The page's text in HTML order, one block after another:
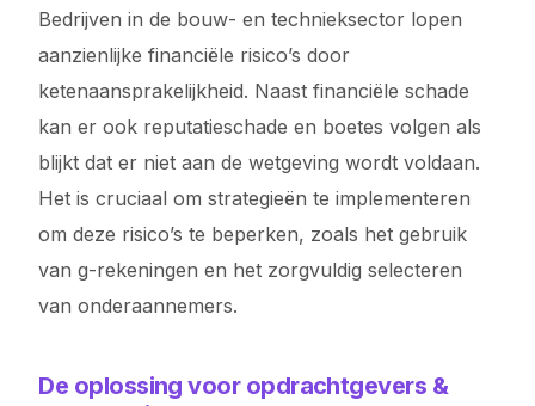
Bedrijven in de bouw- en technieksector lopen
aanzienlijke financiële risico’s door
ketenaansprakelijkheid. Naast financiële schade
kan er ook reputatieschade en boetes volgen als
blijkt dat er niet aan de wetgeving wordt voldaan.
Het is cruciaal om strategieën te implementeren
om deze risico’s te beperken, zoals het gebruik
van g-rekeningen en het zorgvuldig selecteren
van onderaannemers.
De oplossing voor opdrachtgevers &